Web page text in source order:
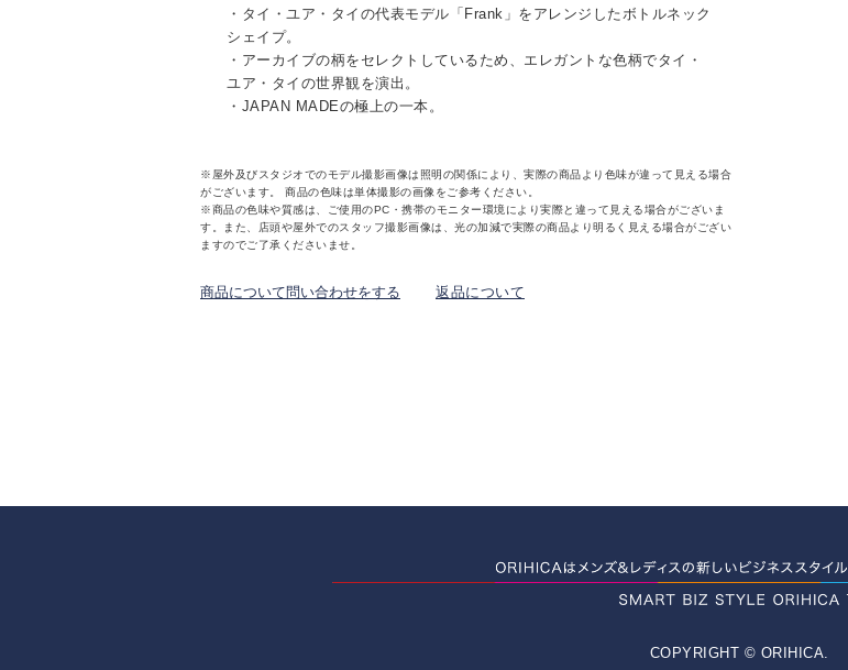
・タイ・ユア・タイの代表モデル「Frank」をアレンジしたボトルネック
シェイプ。
・アーカイブの柄をセレクトしているため、エレガントな色柄でタイ・
ユア・タイの世界観を演出。
・JAPAN MADEの極上の一本。
※屋外及びスタジオでのモデル撮影画像は照明の関係により、実際の商品より色味が違って見える場合
がございます。 商品の色味は単体撮影の画像をご参考ください。
※商品の色味や質感は、ご使用のPC・携帯のモニター環境により実際と違って見える場合がございま
す。また、店頭や屋外でのスタッフ撮影画像は、光の加減で実際の商品より明るく見える場合がござい
ますのでご了承くださいませ。
商品について問い合わせをする 返品について
COPYRIGHT © ORIHICA.